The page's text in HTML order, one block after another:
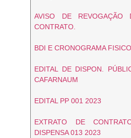
AVISO DE REVOGAÇÃO
CONTRATO.
BDI E CRONOGRAMA
EDITAL DE DISPON.
CAFARNAUM
EDITAL PP 001 2023
EXTRATO DE
DISPENSA 013 2023